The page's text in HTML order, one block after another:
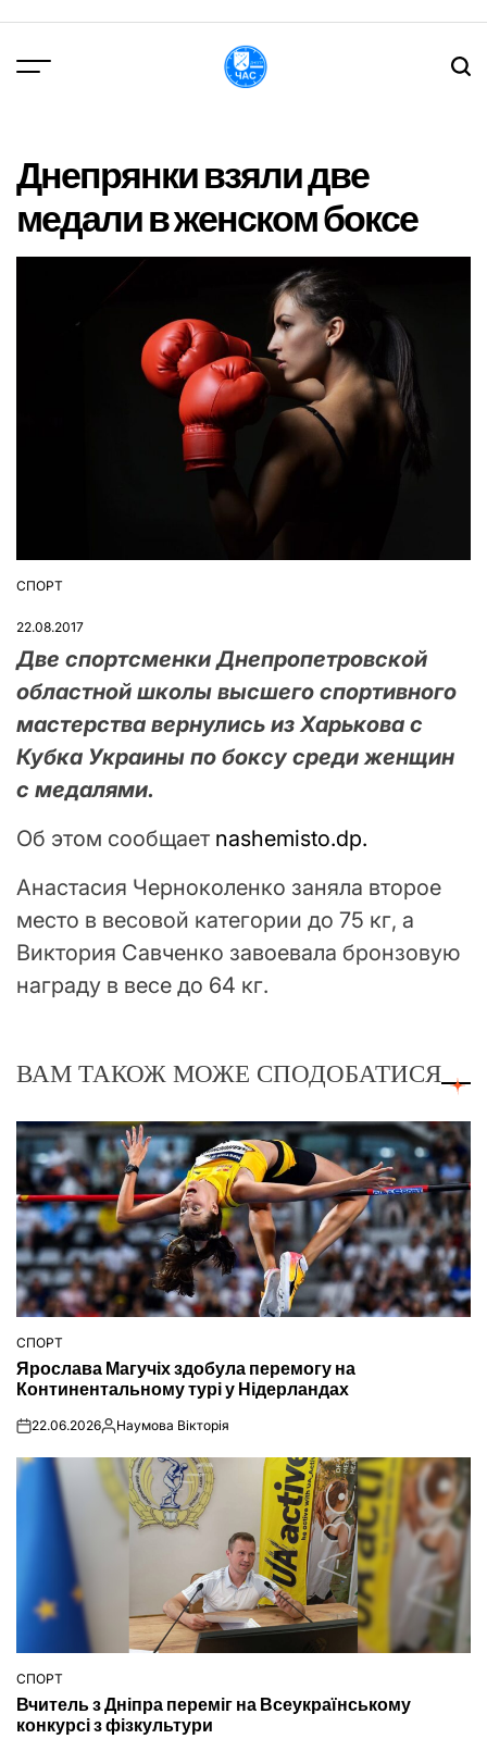
вмісту
Днепрянки взяли две
медали в женском боксе
ОПУБЛІКУВАТИ
СПОРТ
22.08.2017
Две спортсменки Днепропетровской
областной школы высшего спортивного
мастерства вернулись из Харькова с
Кубка Украины по боксу среди женщин
с медалями.
Об этом сообщает nashemisto.dp.
Анастасия Черноколенко заняла второе
место в весовой категории до 75 кг, а
Виктория Савченко завоевала бронзовую
награду в весе до 64 кг.
ВАМ ТАКОЖ МОЖЕ СПОДОБАТИСЯ
ОПУБЛІКУВАТИ
У
СПОРТ
Ярослава Магучіх здобула перемогу на
Континентальному турі у Нідерландах
on22.06.2026Опубліковано
Наумова Вікторія
ОПУБЛІКУВАТИ
У
СПОРТ
Вчитель з Дніпра переміг на Всеукраїнському
конкурсі з фізкультури